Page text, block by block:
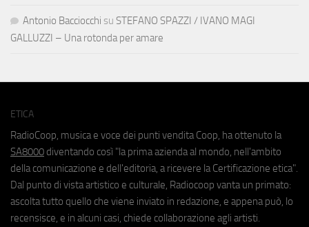
Antonio Bacciocchi su STEFANO SPAZZI / IVANO MAGI
GALLUZZI – Una rotonda per amare
ETICA
RadioCoop, musica e voce dei punti vendita Coop, ha ottenuto la
SA8000 diventando così "la prima azienda al mondo, nell'ambito
della comunicazione e dell'editoria, a ricevere la Certificazione etica".
Dal punto di vista artistico e culturale, Radiocoop vanta un primato:
ascolta tutto quello che viene inviato in redazione, e appena può, lo
recensisce, e in alcuni casi, chiede collaborazione agli artisti.